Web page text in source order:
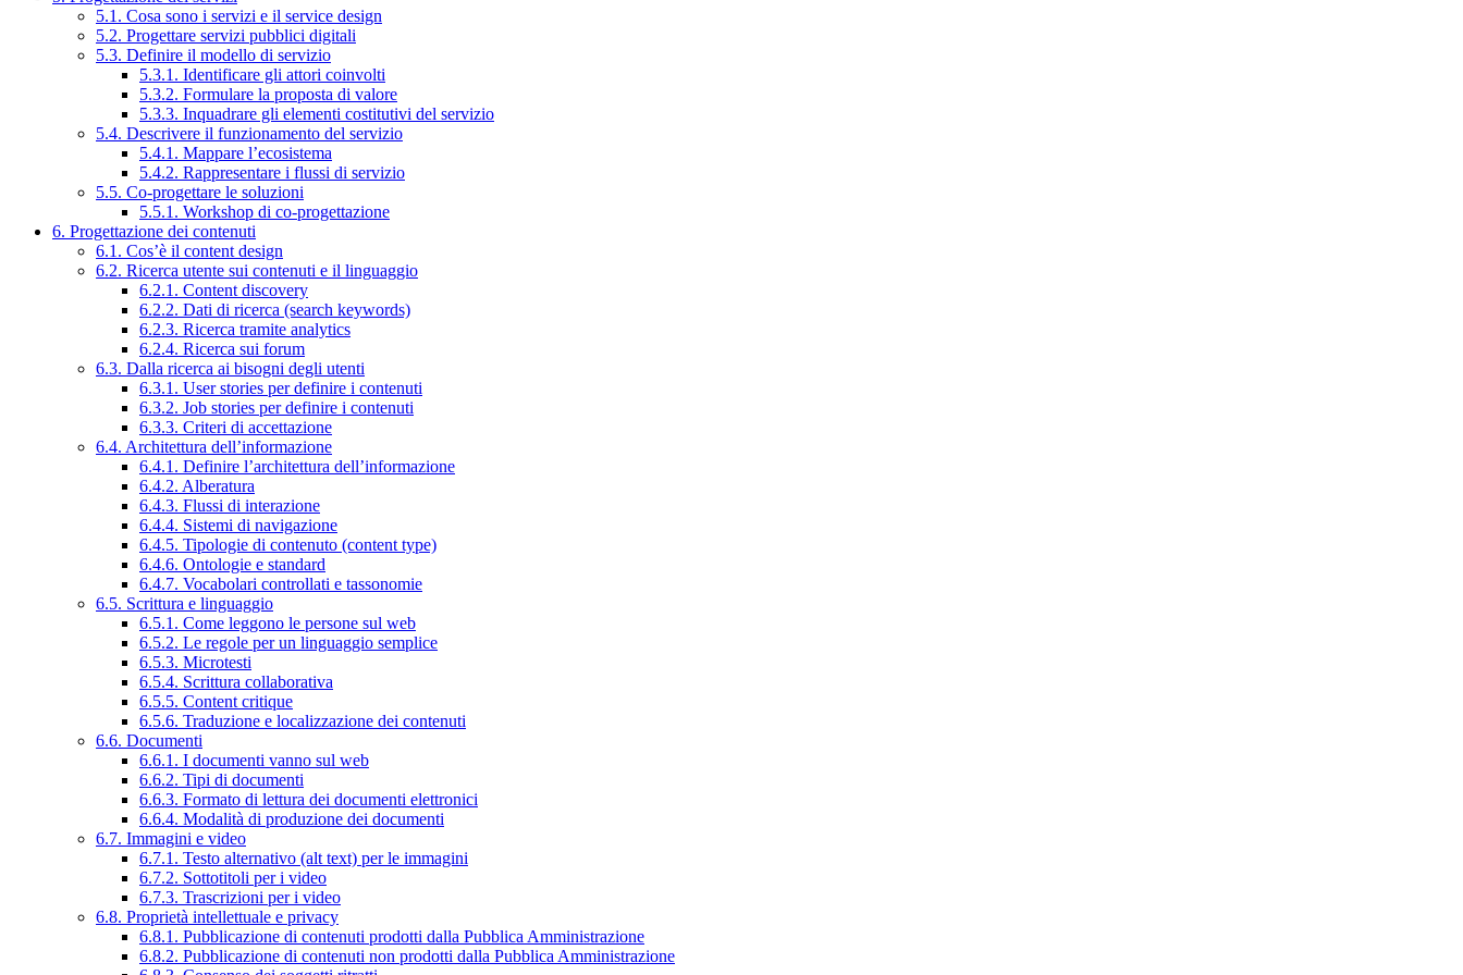
5.1. Cosa sono i servizi e il service design
5.2. Progettare servizi pubblici digitali
5.3. Definire il modello di servizio
5.3.1. Identificare gli attori coinvolti
5.3.2. Formulare la proposta di valore
5.3.3. Inquadrare gli elementi costitutivi del servizio
5.4. Descrivere il funzionamento del servizio
5.4.1. Mappare l’ecosistema
5.4.2. Rappresentare i flussi di servizio
5.5. Co-progettare le soluzioni
5.5.1. Workshop di co-progettazione
6. Progettazione dei contenuti
6.1. Cos’è il content design
6.2. Ricerca utente sui contenuti e il linguaggio
6.2.1. Content discovery
6.2.2. Dati di ricerca (search keywords)
6.2.3. Ricerca tramite analytics
6.2.4. Ricerca sui forum
6.3. Dalla ricerca ai bisogni degli utenti
6.3.1. User stories per definire i contenuti
6.3.2. Job stories per definire i contenuti
6.3.3. Criteri di accettazione
6.4. Architettura dell’informazione
6.4.1. Definire l’architettura dell’informazione
6.4.2. Alberatura
6.4.3. Flussi di interazione
6.4.4. Sistemi di navigazione
6.4.5. Tipologie di contenuto (content type)
6.4.6. Ontologie e standard
6.4.7. Vocabolari controllati e tassonomie
6.5. Scrittura e linguaggio
6.5.1. Come leggono le persone sul web
6.5.2. Le regole per un linguaggio semplice
6.5.3. Microtesti
6.5.4. Scrittura collaborativa
6.5.5. Content critique
6.5.6. Traduzione e localizzazione dei contenuti
6.6. Documenti
6.6.1. I documenti vanno sul web
6.6.2. Tipi di documenti
6.6.3. Formato di lettura dei documenti elettronici
6.6.4. Modalità di produzione dei documenti
6.7. Immagini e video
6.7.1. Testo alternativo (alt text) per le immagini
6.7.2. Sottotitoli per i video
6.7.3. Trascrizioni per i video
6.8. Proprietà intellettuale e privacy
6.8.1. Pubblicazione di contenuti prodotti dalla Pubblica Amministrazione
6.8.2. Pubblicazione di contenuti non prodotti dalla Pubblica Amministrazione